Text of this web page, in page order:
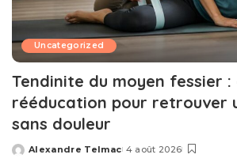
Uncategorized
Tendinite du moyen fessier
rééducation pour retrouver
sans douleur
Posted
Alexandre Telmac 4 août 2026